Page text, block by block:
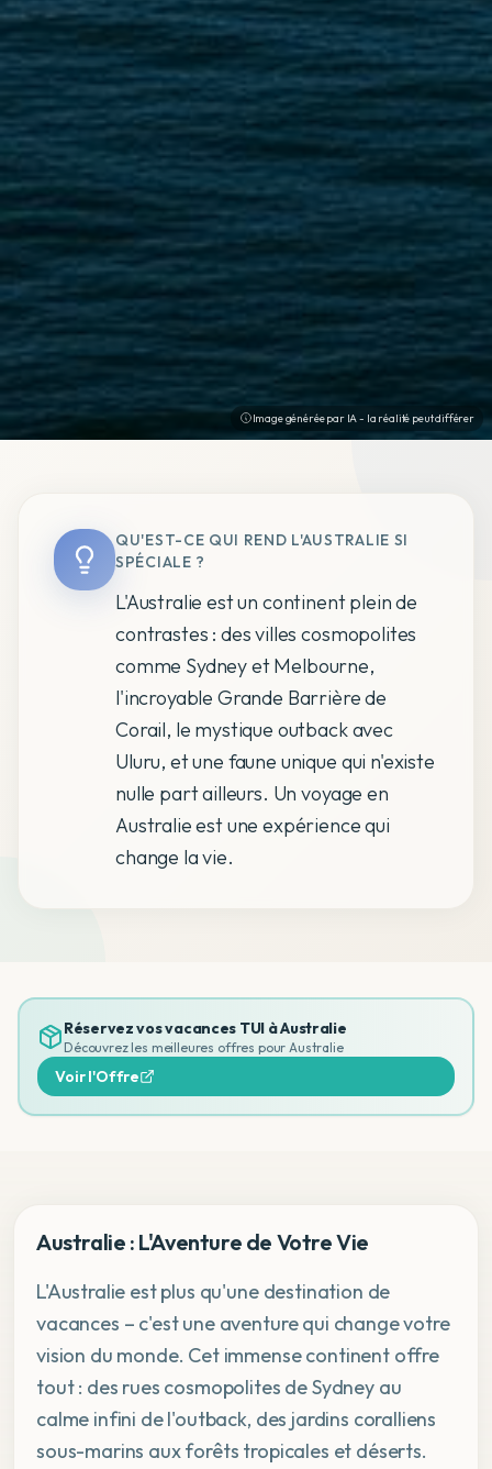
Image générée par IA - la réalité peut différer
QU'EST-CE QUI REND L'AUSTRALIE SI
SPÉCIALE ?
L'Australie est un continent plein de
contrastes : des villes cosmopolites
comme Sydney et Melbourne,
l'incroyable Grande Barrière de
Corail, le mystique outback avec
Uluru, et une faune unique qui n'existe
nulle part ailleurs. Un voyage en
Australie est une expérience qui
change la vie.
Réservez vos vacances TUI àAustralie
Découvrez les meilleures offres pour Australie
Voir l'Offre
Australie : L'Aventure de Votre Vie
L'Australie est plus qu'une destination de
vacances – c'est une aventure qui change votre
vision du monde. Cet immense continent offre
tout : des rues cosmopolites de Sydney au
calme infini de l'outback, des jardins coralliens
sous-marins aux forêts tropicales et déserts.